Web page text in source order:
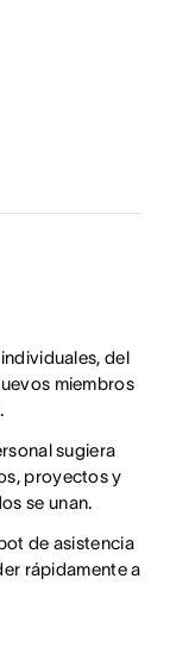
del
miembros
sugiera
proyectos y
se unan.
de asistencia
rápidamente a